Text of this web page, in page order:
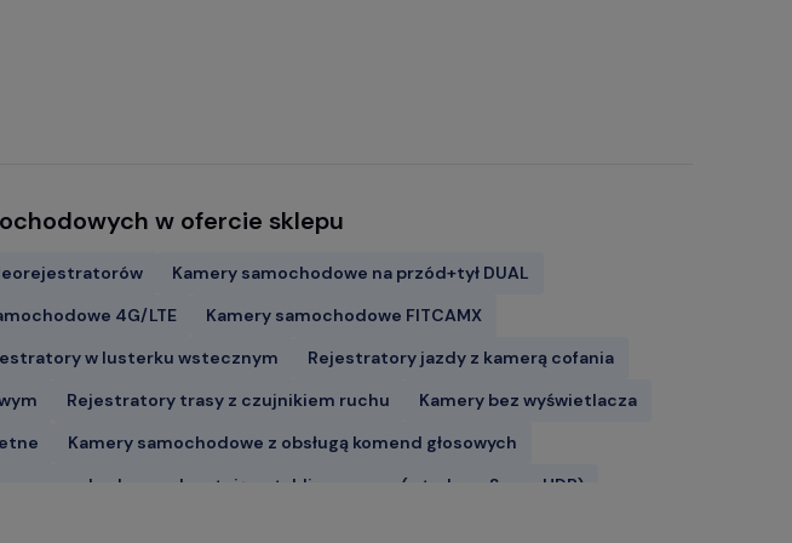
w ofercie sklepu
Kamery samochodowe na przód+tył DUAL
4G/LTE
Kamery samochodowe FITCAMX
w lusterku wstecznym
Rejestratory jazdy z kamerą cofania
Rejestratory trasy z czujnikiem ruchu
Kamery bez wyświetlacza
Kamery samochodowe z obsługą komend głosowych
samochodowe odczytujące tablice w nocy (z trybem Super HDR)